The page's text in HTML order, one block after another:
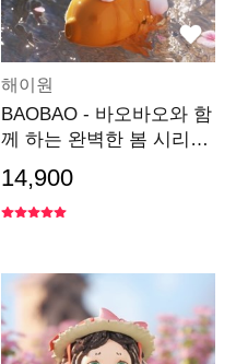
해이원
BAOBAO - 바오바오와 함
께 하는 완벽한 봄 시리즈
14,900